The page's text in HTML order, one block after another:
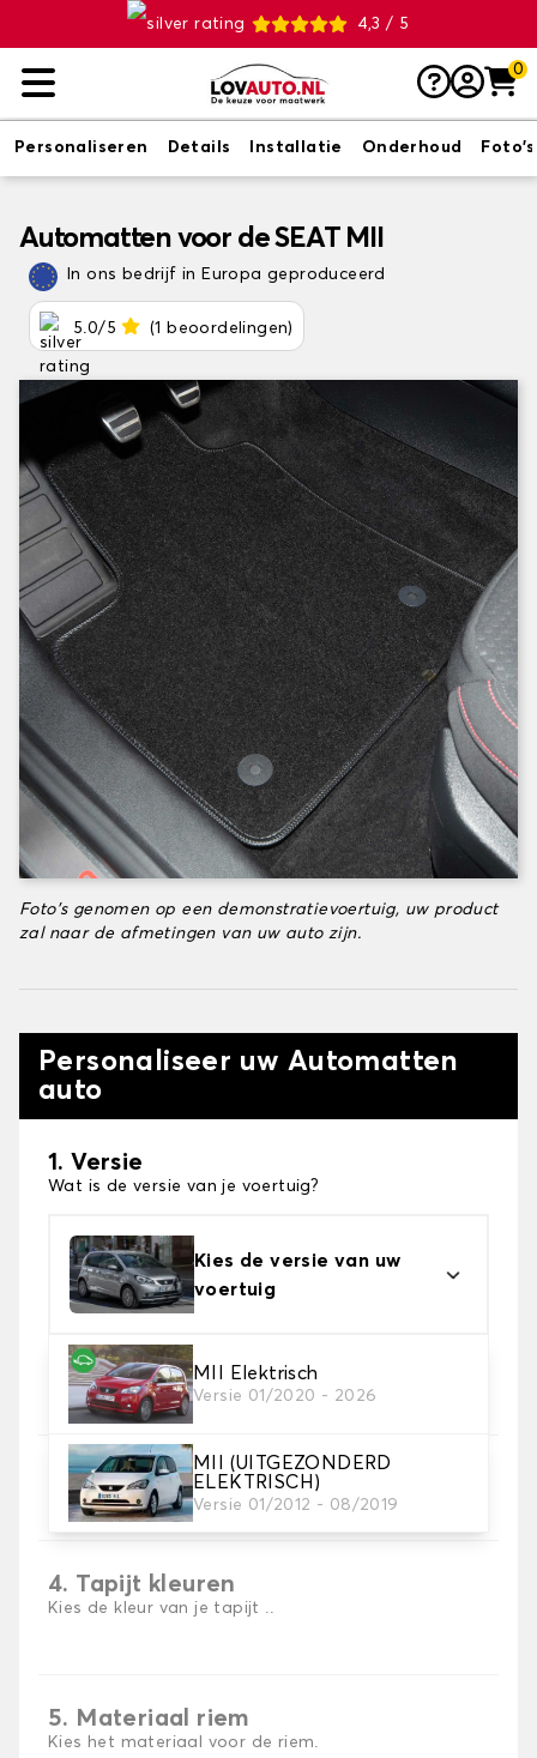
4,3 / 5
0
Personaliseren Details Installatie Onderhoud Foto's
Automatten voor de SEAT MII
In ons bedrijf in Europa geproduceerd
5.0/5 (1 beoordelingen)
Foto's genomen op een demonstratievoertuig, uw product
zal naar de afmetingen van uw auto zijn.
Personaliseer uw Automatten
auto
1. Versie
Wat is de versie van je voertuig?
Kies de versie van uw
voertuig
MII Elektrisch
Versie 01/2020 - 2026
MII (UITGEZONDERD
ELEKTRISCH)
Versie 01/2012 - 08/2019
2. Materiaal
Kies het materiaal van uw automatten
3. Aantal matten
Selecteer het aantal automatten dat je nodig hebt.
4. Tapijt kleuren
Kies de kleur van je tapijt ..
5. Materiaal riem
Kies het materiaal voor de riem.